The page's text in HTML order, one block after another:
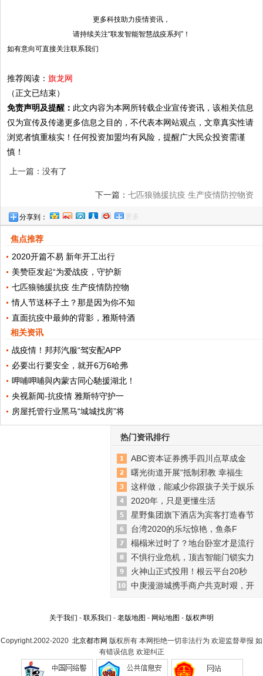
更多科技助力疫情资讯，
请持续关注“联发智能智慧战疫系列”！
如有意向可直接关注联系我们
推荐阅读：旗龙网
（正文已结束）
免责声明及提醒： 此文内容为本网所转载企业宣传资讯，该相关信息
仅为宣传及传递更多信息之目的，不代表本网站观点，文章真实性请
浏览者慎重核实！任何投资加盟均有风险，提醒广大民众投资需谨
慎！
上一篇：没有了
下一篇： 七匹狼驰援抗疫 生产疫情防控物资
分享到： 更多
焦点推荐
2020开篇不易 新年开工出行
美赞臣发起“为爱战疫，守护新
七匹狼驰援抗疫 生产疫情防控物
情人节送杯子土？那是因为你不知
直面抗疫中最帅的背影，雅斯特酒
相关资讯
战疫情！邦邦汽服“驾安配APP
必要出行要安全，就开6万6哈弗
呷哺呷哺與內蒙古同心馳援湖北！
央视新闻-抗疫情 雅斯特守护一
房屋托管行业黑马“城城找房”将
热门资讯排行
ABC资本证券携手四川点草成金
曙光街道开展“抵制邪教 幸福生
这样做，能减少你跟孩子关于娱乐
2020年，只是更懂生活
星野集团旗下酒店为宾客打造春节
台湾2020的乐坛惊艳，鱼条F
榻榻米过时了？地台卧室才是流行
不惧行业危机，顶吉智能门锁实力
火神山正式投用！根云平台20秒
中庚漫游城携手商户共克时艰，开
关于我们 - 联系我们 - 老版地图 - 网站地图 - 版权声明
Copyright.2002-2020 北京都市网 版权所有 本网拒绝一切非法行为 欢迎监督举报 如
有错误信息 欢迎纠正